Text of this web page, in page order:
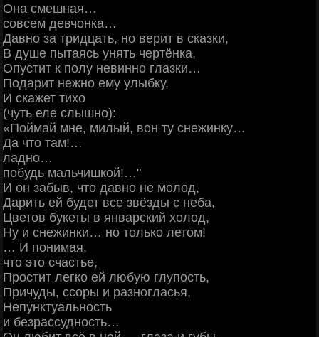
Она смешная…
совсем девчонка…
Давно за тридцать, но верит в сказки,
В душе пытаясь унять чертёнка,
Опустит к полу невинно глазки…
Подарит нежно ему улыбку,
И скажет тихо
(чуть еле слышно):
«Поймай мне, милый, вон ту снежинку…
Да что там!…
ладно…
побудь мальчишкой!…"
И он забыв, что давно не молод,
Дарить ей будет все звёзды с неба,
Цветов букеты в январский холод,
Ну и снежинки… но только летом!
… И понимая,
что это счастье,
Простит легко ей любую глупость,
Причуды, ссоры и разногласья,
Непунктуальность
и безрассудность…